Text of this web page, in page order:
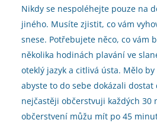
Nikdy se nespoléhejte pouze na
jiného. Musíte zjistit, co vám
snese. Potřebujete něco, co vám
několika hodinách plavání ve
oteklý jazyk a citlivá ústa. Mělo
abyste to do sebe dokázali dostat
nejčastěji občerstvuji každých 30
občerstvení můžu mít po 45